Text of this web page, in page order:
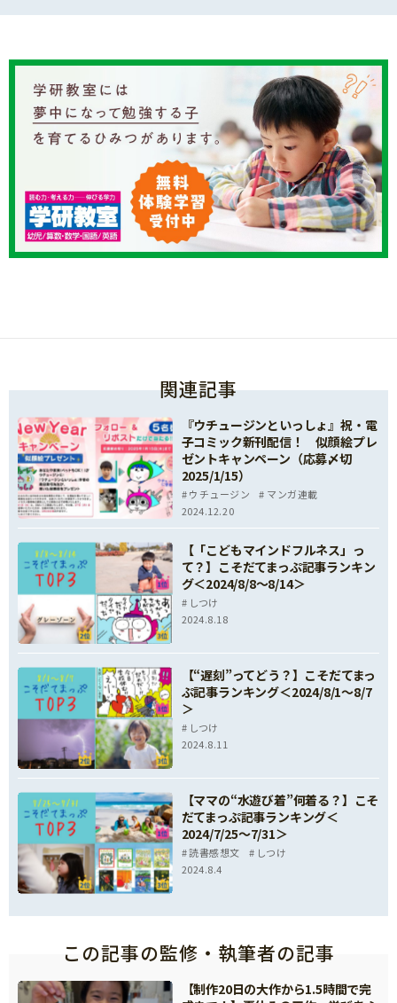
関連記事
『ウチュージンといっしょ』祝・電
子コミック新刊配信！ 似顔絵プレ
ゼントキャンペーン（応募〆切
2025/1/15）
ウチュージン
マンガ連載
2024.12.20
【「こどもマインドフルネス」っ
て？】こそだてまっぷ記事ランキン
グ＜2024/8/8～8/14＞
しつけ
2024.8.18
【“遅刻”ってどう？】こそだてまっ
ぷ記事ランキング＜2024/8/1～8/7
＞
しつけ
2024.8.11
【ママの“水遊び着”何着る？】こそ
だてまっぷ記事ランキング＜
2024/7/25～7/31＞
読書感想文
しつけ
2024.8.4
この記事の監修・執筆者の記事
【制作20日の大作から1.5時間で完